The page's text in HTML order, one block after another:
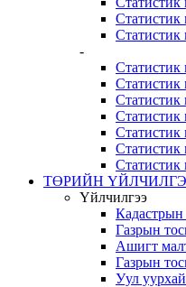
Статистик
Статистик
-
Статистик
Статистик
Статистик
Статистик
Статистик
Статистик
Статистик
ТӨРИЙН
Үйлчилгээ
Кадастрын
Газрын
Ашигт
Газрын
Уул